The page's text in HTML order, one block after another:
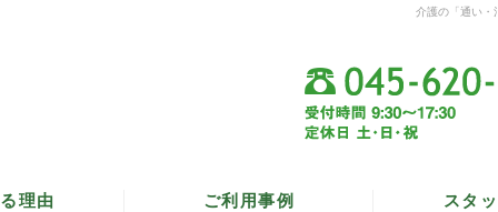
介護の「通い・
理由 ご利用事例 スタ